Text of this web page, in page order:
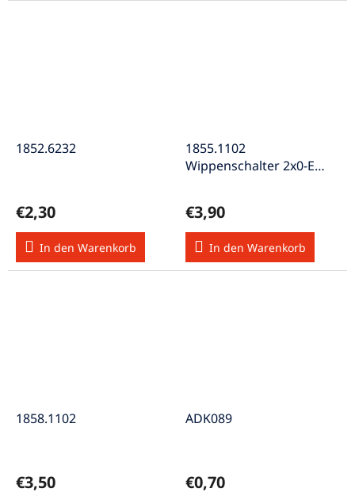
1852.6232
€2,30
In den Warenkorb
1855.1102
Wippenschalter 2x0-E
€3,90
In den Warenkorb
1858.1102
€3,50
ADK089
€0,70